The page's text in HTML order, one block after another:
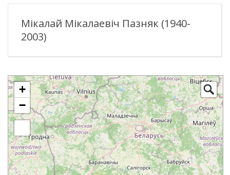
Мікалай Мікалаевіч Пазняк (1940-
2003)
+
−